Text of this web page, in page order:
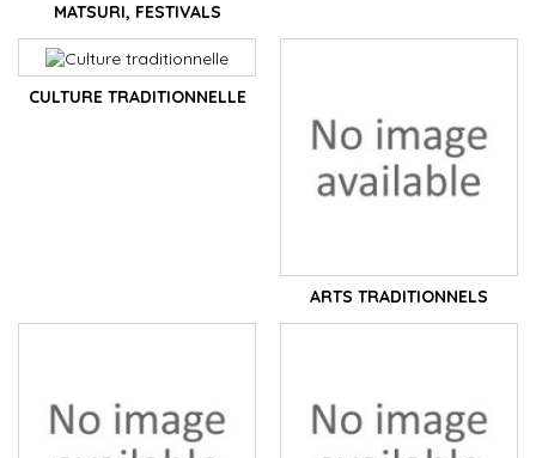
MATSURI, FESTIVALS
CULTURE TRADITIONNELLE
ARTS TRADITIONNELS